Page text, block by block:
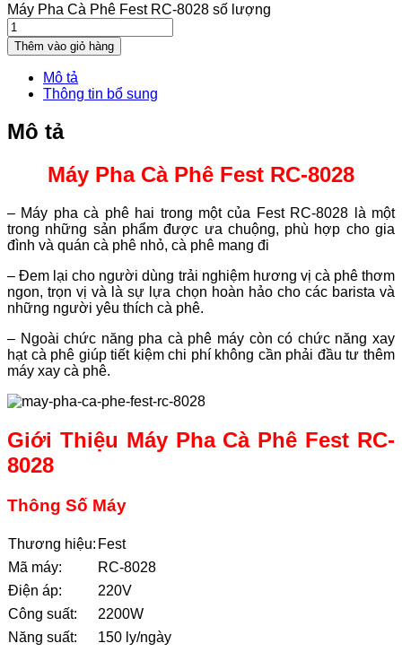
Máy Pha Cà Phê Fest RC-8028 số lượng
Thêm vào giỏ hàng
Mô tả
Thông tin bổ sung
Mô tả
Máy Pha Cà Phê Fest RC-8028
– Máy pha cà phê hai trong một của Fest RC-8028 là một
trong những sản phẩm được ưa chuộng, phù hợp cho gia
đình và quán cà phê nhỏ, cà phê mang đi
– Đem lại cho người dùng trải nghiệm hương vị cà phê thơm
ngon, trọn vị và là sự lựa chọn hoàn hảo cho các barista và
những người yêu thích cà phê.
– Ngoài chức năng pha cà phê máy còn có chức năng xay
hạt cà phê giúp tiết kiệm chi phí không cần phải đầu tư thêm
máy xay cà phê.
Giới Thiệu Máy Pha Cà Phê Fest RC-
8028
Thông Số Máy
Thương hiệu: Fest
Mã máy:
RC-8028
Điện áp:
220V
Công suất:
2200W
Năng suất:
150 ly/ngày